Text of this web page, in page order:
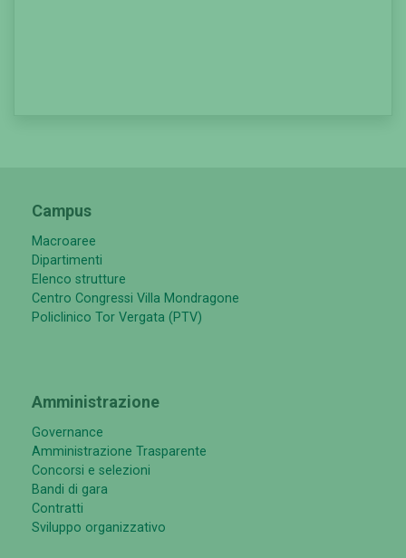
Campus
Macroaree
Dipartimenti
Elenco strutture
Centro Congressi Villa Mondragone
Policlinico Tor Vergata (PTV)
Amministrazione
Governance
Amministrazione Trasparente
Concorsi e selezioni
Bandi di gara
Contratti
Sviluppo organizzativo